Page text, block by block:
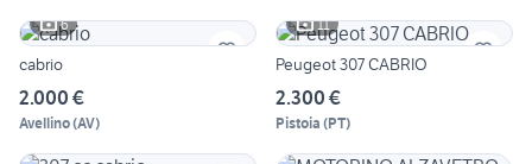
6
cabrio
2.000 €
Avellino(AV)
11
Peugeot 307 CABRIO
2.300 €
Pistoia (PT)